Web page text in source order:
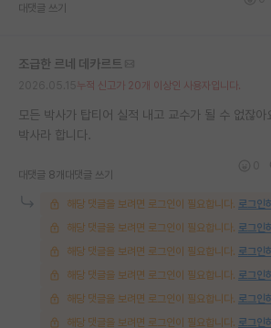
대댓글 쓰기
조급한 르네 데카르트
누적 신고가 20개 이상인 사용자입니다.
모든 박사가 탑티어 실적 내고 교수가 될 수 없잖
박사라 합니다.
대댓글 8개 대댓글 쓰기
해당 댓글을 보려면 로그인이 필요합니다. 로그인
해당 댓글을 보려면 로그인이 필요합니다. 로그인
해당 댓글을 보려면 로그인이 필요합니다. 로그인
해당 댓글을 보려면 로그인이 필요합니다. 로그인
해당 댓글을 보려면 로그인이 필요합니다. 로그인
해당 댓글을 보려면 로그인이 필요합니다. 로그인